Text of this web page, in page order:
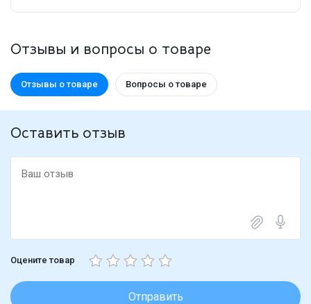
Отзывы и вопросы о товаре
Отзывы о товаре Вопросы о товаре
Оставить отзыв
Оцените товар
Отправить